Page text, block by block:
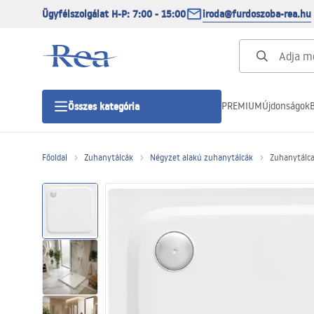
Ügyfélszolgálat H-P: 7:00 - 15:00 iroda@furdoszoba-rea.hu
Összes kategória
Zuhanytálcák
Zuhanylefolyók
PREMIUMÚjdonságok
Főoldal Zuhanytálcák Négyzet alakú zuhanytálcák